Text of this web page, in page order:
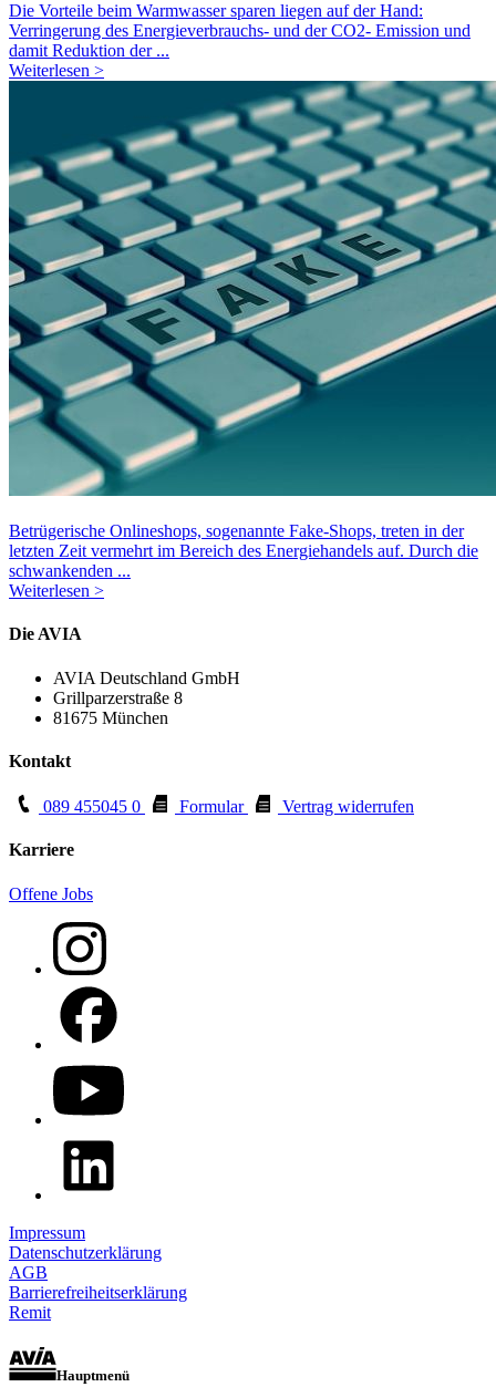
Die Vorteile beim Warmwasser sparen liegen auf der Hand:
Verringerung des Energieverbrauchs- und der CO2- Emission und
damit Reduktion der ...
Weiterlesen >
Betrügerische Onlineshops, sogenannte Fake-Shops, treten in der
letzten Zeit vermehrt im Bereich des Energiehandels auf. Durch die
schwankenden ...
Weiterlesen >
Die AVIA
AVIA Deutschland GmbH
Grillparzerstraße 8
81675 München
Kontakt
089 455045 0 Formular Vertrag widerrufen
Karriere
Offene Jobs
Impressum
Datenschutzerklärung
AGB
Barrierefreiheitserklärung
Remit
Hauptmenü